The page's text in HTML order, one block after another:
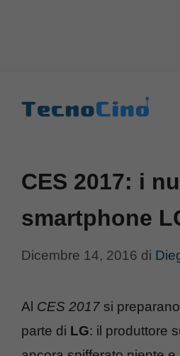
CES 2017: i
smartphone
Dicembre 14, 2016 di
Al CES 2017 si
parte di LG: il produttore